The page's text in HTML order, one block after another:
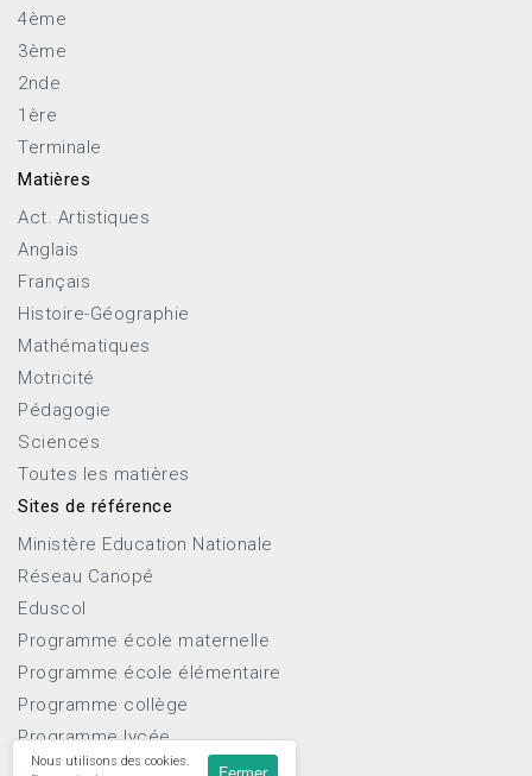
4ème
3ème
2nde
1ère
Terminale
Matières
Act. Artistiques
Anglais
Français
Histoire-Géographie
Mathématiques
Motricité
Pédagogie
Sciences
Toutes les matières
Sites de référence
Ministère Education Nationale
Réseau Canopé
Eduscol
Programme école maternelle
Programme école élémentaire
Programme collège
Programme lycée
Nous utilisons des cookies.
Fermer